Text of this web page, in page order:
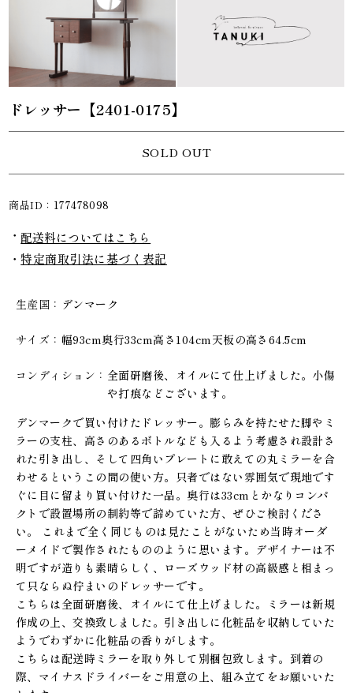
ドレッサー【2401-0175】
SOLD OUT
商品ID： 177478098
配送料についてはこちら
特定商取引法に基づく表記
生産国 デンマーク
サイズ 幅93cm奥行33cm高さ104cm天板の高さ64.5cm
コンディション
全面研磨後、オイルにて仕上げました。小傷
や打痕などございます。
デンマークで買い付けたドレッサー。膨らみを持たせた脚やミ
ラーの支柱、高さのあるボトルなども入るよう考慮され設計さ
れた引き出し、そして四角いプレートに敢えての丸ミラーを合
わせるというこの間の使い方。只者ではない雰囲気で現地です
ぐに目に留まり買い付けた一品。奥行は33cmとかなりコンパ
クトで設置場所の制約等で諦めていた方、ぜひご検討くださ
い。 これまで全く同じものは見たことがないため当時オーダ
ーメイドで製作されたもののように思います。デザイナーは不
明ですが造りも素晴らしく、ローズウッド材の高級感と相まっ
て只ならぬ佇まいのドレッサーです。
こちらは全面研磨後、オイルにて仕上げました。ミラーは新規
作成の上、交換致しました。引き出しに化粧品を収納していた
ようでわずかに化粧品の香りがします。
こちらは配送時ミラーを取り外して別梱包致します。到着の
際、マイナスドライバーをご用意の上、組み立てをお願いいた